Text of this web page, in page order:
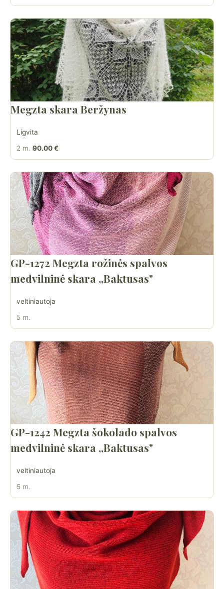
Megzta skara Beržynas
Ligvita
2 m. 90.00 €
GP-1272 Megzta rožinės spalvos
medvilninė skara ,,Baktusas"
veltiniautoja
5 m.
GP-1242 Megzta šokolado spalvos
medvilninė skara ,,Baktusas"
veltiniautoja
5 m.